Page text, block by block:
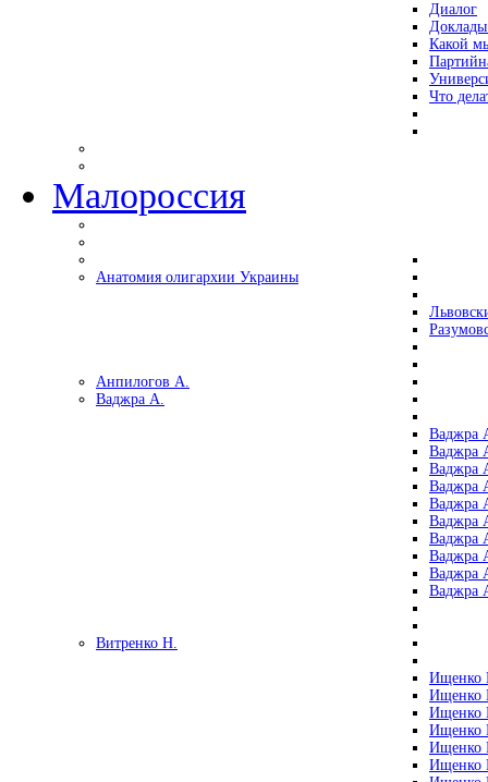
Диалог
Какой
Что
Малороссия
Анатомия олигархии Украины
Анпилогов А.
Ваджра А.
Ваджра
Ваджра
Ваджра
Ваджра
Ваджра
Ваджра
Ваджра
Ваджра
Ваджра
Ваджра
Витренко Н.
Ищенко
Ищенко
Ищенко
Ищенко
Ищенко
Ищенко